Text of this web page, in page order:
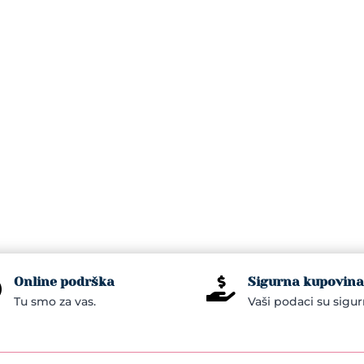
Online podrška
Tu smo za vas.  Sigurna
Vaši podaci su